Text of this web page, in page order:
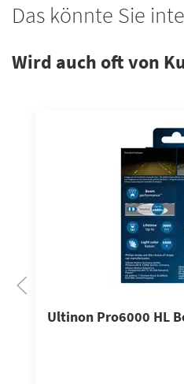
Das könnte Sie
Wird auch oft von
Ultinon Pro6000 HL